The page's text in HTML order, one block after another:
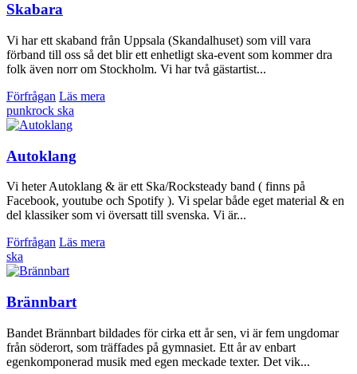
Skabara
Vi har ett skaband från Uppsala (Skandalhuset) som vill vara
förband till oss så det blir ett enhetligt ska-event som kommer dra
folk även norr om Stockholm. Vi har två gästartist...
Förfrågan Läs mera
punkrock ska
Autoklang
Vi heter Autoklang & är ett Ska/Rocksteady band ( finns på
Facebook, youtube och Spotify ). Vi spelar både eget material & en
del klassiker som vi översatt till svenska. Vi är...
Förfrågan Läs mera
ska
Brännbart
Bandet Brännbart bildades för cirka ett år sen, vi är fem ungdomar
från söderort, som träffades på gymnasiet. Ett år av enbart
egenkomponerad musik med egen meckade texter. Det vik...